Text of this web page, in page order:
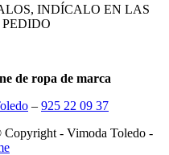
INDÍCALO EN LAS
de ropa de marca
– 925 22 09 37
Copyright - Vimoda Toledo -